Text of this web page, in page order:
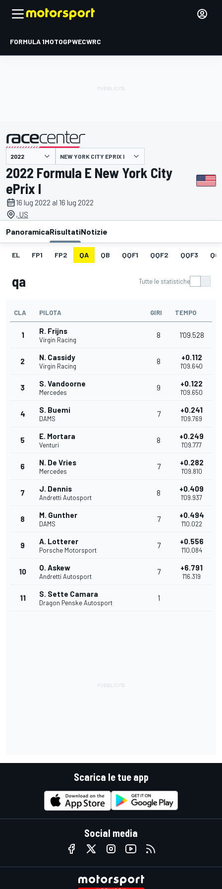
FORMULA 1MOTOGPWECWRC
presentato da NEW YORK CITY EPRIX I
2022 Formula E New York City
ePrix I
16 lug 2022 al 16 lug 2022
, US
PanoramicaRisultatiNotizie
EL FP1 FP2 QA QB QQF1 QQF2 QQF3
qa Tutte le statistiche
CLA PILOTA GIRI TEMPO
1 R. Frijns
Virgin Racing
8 1'09.528
2 N. Cassidy
Virgin Racing
8 +0.112
1'09.640
3 S. Vandoorne
Mercedes
9 +0.122
1'09.650
4 S. Buemi
DAMS
7 +0.241
1'09.769
5 E. Mortara
Venturi
8 +0.249
1'09.777
6 N. De Vries
Mercedes
7 +0.282
1'09.810
7 J. Dennis
Andretti Autosport
8 +0.409
1'09.937
8 M. Gunther
DAMS
7 +0.494
1'10.022
9 A. Lotterer
Porsche Motorsport
7 +0.556
1'10.084
10 O. Askew
Andretti Autosport
7 +6.791
1'16.319
11 S. Sette Camara
Dragon Penske Autosport
1
Scarica le tue app
Social media